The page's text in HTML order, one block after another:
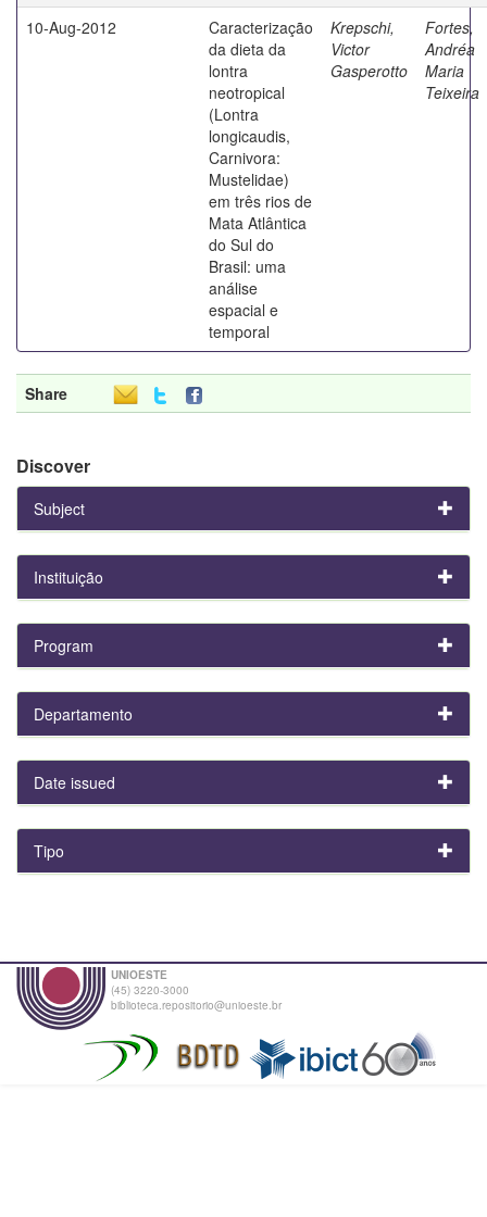
10-Aug-2012
Caracterização
da dieta da
lontra
neotropical
(Lontra
longicaudis,
Carnivora:
Mustelidae)
em três rios de
Mata Atlântica
do Sul do
Brasil: uma
análise
espacial e
temporal
Krepschi,
Victor
Gasperotto
Fortes,
Andréa
Maria
Teixeira
Share
Discover
Subject
Instituição
Program
Departamento
Date issued
Tipo
UNIOESTE
(45) 3220-3000
biblioteca.repositorio@unioeste.br